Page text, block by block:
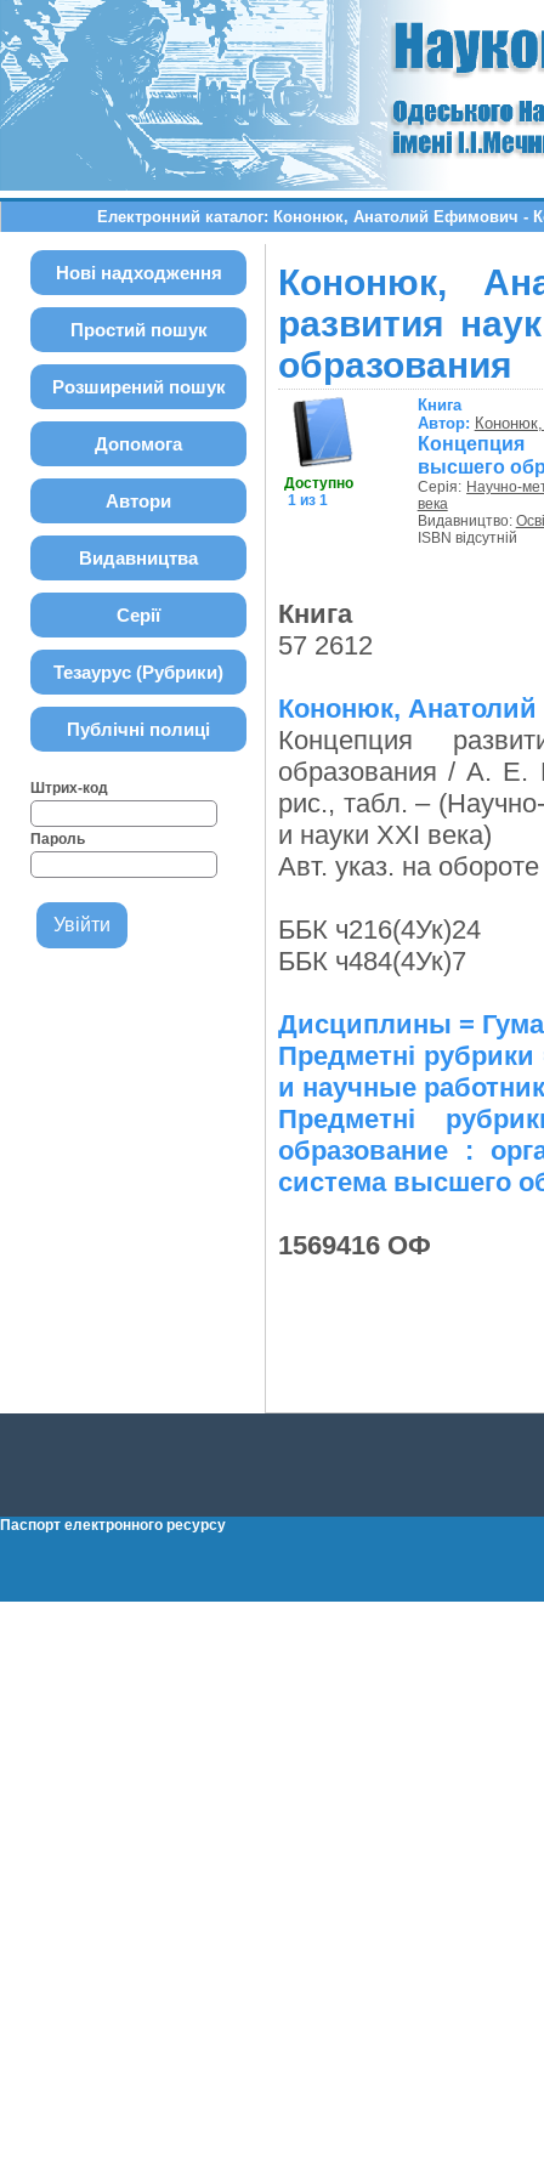
Електронний каталог: Кононюк, Анатолий Ефимович -
Нові надходження
Простий пошук
Розширений пошук
Допомога
Автори
Видавництва
Серії
Тезаурус (Рубрики)
Публічні полиці
Штрих-код
Пароль
Кононюк,
развития
образования
Доступно
1 из 1
Книга
Автор:
Концепция
высшего
Серія: Научно-
века
Видавництво:
ISBN відсутній
Книга
57 2612
Кононюк,
Концепция
образования / А. Е.
рис., табл. –
и науки ХХІ века)
Авт. указ. на обороте
ББК ч216(4Ук)24
ББК ч484(4Ук)7
Дисциплины =
Предметні
и научные
Предметні
образование :
система высшего
1569416 ОФ
Паспорт електронного ресурсу